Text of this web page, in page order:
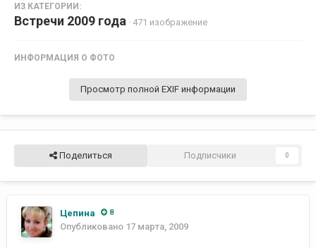
ИЗ КАТЕГОРИИ:
Встречи 2009 года · 471 изображение
ИНФОРМАЦИЯ О ФОТО
Просмотр полной EXIF информации
Поделиться Подписчики 0
Цепина 8
Опубликовано 17 марта, 2009